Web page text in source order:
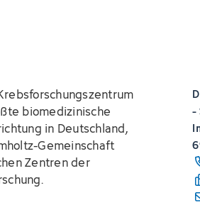
biomedizinische
in Deutschland,
Gemeinschaft
Zentren der
-